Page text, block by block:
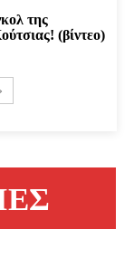
της
(βίντεο)